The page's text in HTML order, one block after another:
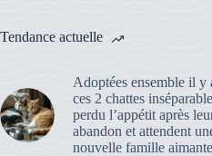
Tendance actuelle
Adoptées ensemble il y
ces 2 chattes
perdu l’appétit après
abandon et attendent
nouvelle famille aimante